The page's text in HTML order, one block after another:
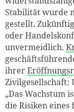
Stabilität wurde
gestellt.
oder
unvermeidlich.
ihrer
Zivilgesellschaft:
„Das Wachstum
die Risiken eines